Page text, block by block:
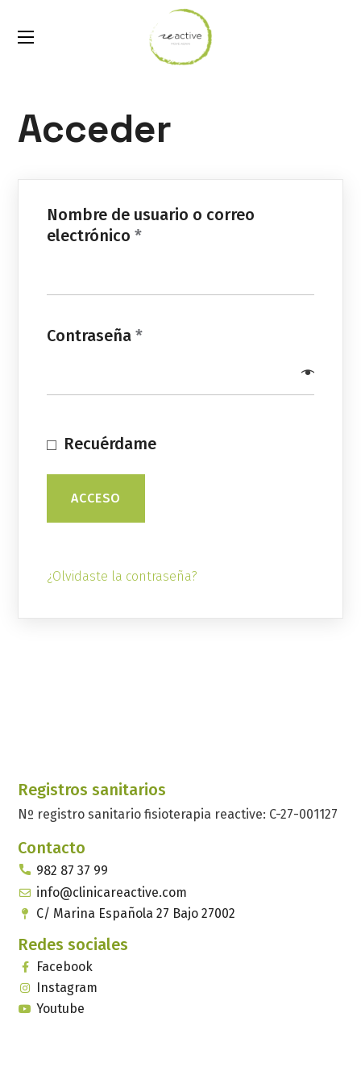
Acceder
Nombre de usuario o correo
electrónico*
Contraseña*
Recuérdame
ACCESO
¿Olvidaste la contraseña?
Registros sanitarios
Nº registro sanitario fisioterapia reactive: C-27-001127
Contacto
982 87 37 99
info@clinicareactive.com
C/ Marina Española 27 Bajo 27002
Redes sociales
Facebook
Instagram
Youtube